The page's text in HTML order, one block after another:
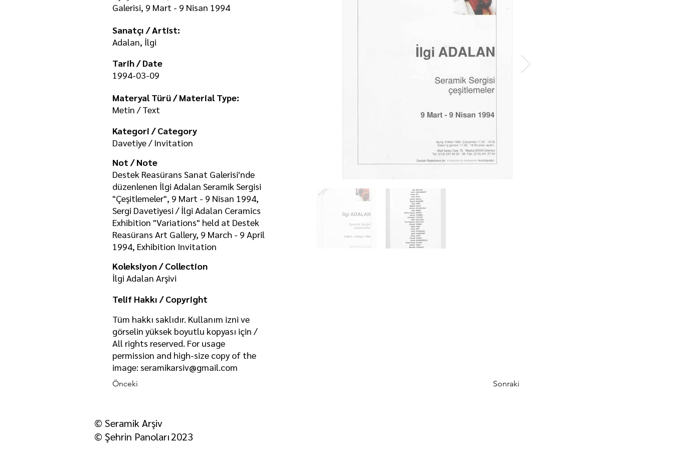
Galerisi, 9 Mart - 9 Nisan 1994
Sanatçı / Artist:
Adalan, İlgi
Tarih / Date
1994-03-09
Materyal Türü / Material Type:
Metin / Text
Kategori / Category
Davetiye / Invitation
Not / Note
Destek Reasürans Sanat Galerisi'nde
düzenlenen İlgi Adalan Seramik Sergisi
"Çeşitlemeler", 9 Mart - 9 Nisan 1994,
Sergi Davetiyesi / İlgi Adalan Ceramics
Exhibition "Variations" held at Destek
Reasürans Art Gallery, 9 March - 9 April
1994, Exhibition Invitation
Koleksiyon / Collection
İlgi Adalan Arşivi
Telif Hakkı / Copyright
Tüm hakkı saklıdır. Kullanım izni ve
görselin yüksek boyutlu kopyası için /
All rights reserved. For usage
permission and high-size copy of the
image: seramikarsiv@gmail.com
Önceki Sonraki
© Seramik Arşiv
© Şehrin Panoları2023